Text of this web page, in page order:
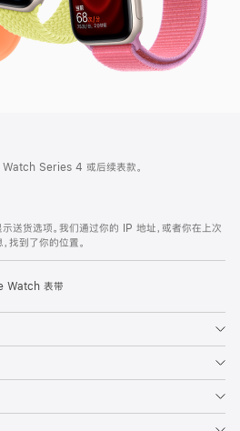
Series 4 或后续表款。
送货选项。我们通过你的 IP 地址，或者你在上次
找到了你的位置。
Watch 表带